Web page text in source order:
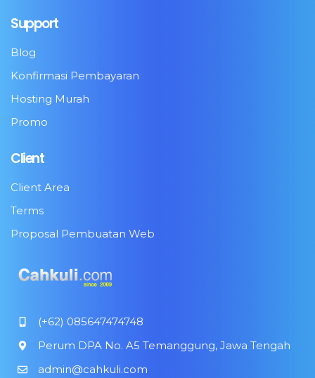
Support
Blog
Konfirmasi Pembayaran
Hosting Murah
Promo
Client
Client Area
Terms
Proposal Pembuatan Web
(+62) 085647474748
Perum DPA No. A5 Temanggung, Jawa Tengah
admin@cahkuli.com